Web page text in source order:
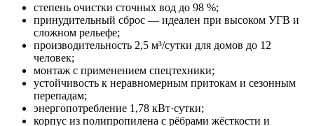
степень очистки сточных вод до 98 %;
принудительный сброс — идеален при высоком УГВ и
сложном рельефе;
производительность 2,5 м³/сутки для домов до 12
человек;
монтаж с применением спецтехники;
устойчивость к неравномерным притокам и сезонным
перепадам;
энергопотребление 1,78 кВт·сутки;
корпус из полипропилена с рёбрами жёсткости и